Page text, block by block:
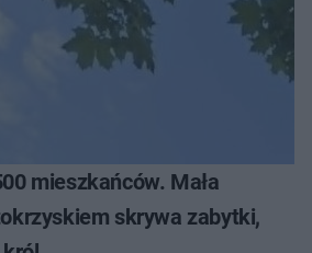
mieszkańców. Mała
skrywa zabytki,